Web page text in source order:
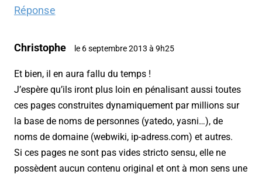
Réponse
Christophe le 6 septembre 2013 à 9h25
Et bien, il en aura fallu du temps !
J’espère qu’ils iront plus loin en pénalisant aussi toutes
ces pages construites dynamiquement par millions sur
la base de noms de personnes (yatedo, yasni…), de
noms de domaine (webwiki, ip-adress.com) et autres.
Si ces pages ne sont pas vides stricto sensu, elle ne
possèdent aucun contenu original et ont à mon sens une